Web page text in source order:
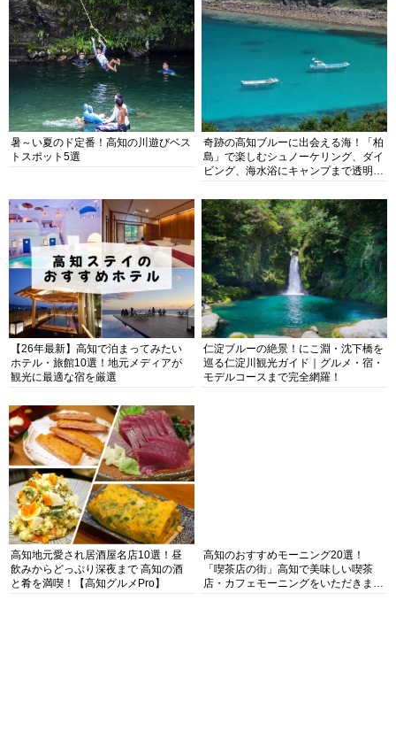
暑～い夏のド定番！高知の川遊びベス
トスポット5選
奇跡の高知ブルーに出会える海！「柏
島」で楽しむシュノーケリング、ダイ
ビング、海水浴にキャンプまで透明度
【26年最新】高知で泊まってみたい
ホテル・旅館10選！地元メディアが
観光に最適な宿を厳選
仁淀ブルーの絶景！にこ淵・沈下橋を
巡る仁淀川観光ガイド｜グルメ・宿・
モデルコースまで完全網羅！
高知地元愛され居酒屋名店10選！昼
飲みからどっぷり深夜まで 高知の酒
と肴を満喫！【高知グルメPro】
高知のおすすめモーニング20選！
「喫茶店の街」高知で美味しい喫茶
店・カフェモーニングをいただきま